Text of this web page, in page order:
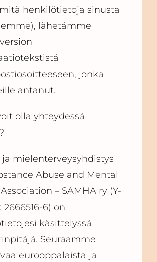
henkilötietoja sinusta
lähetämme
jonka
antanut.
olla yhteydessä
ja mielenterveysyhdistys
Abuse and Mental
– SAMHA ry (Y-
6) on
käsittelyssä
Seuraamme
eurooppalaista ja